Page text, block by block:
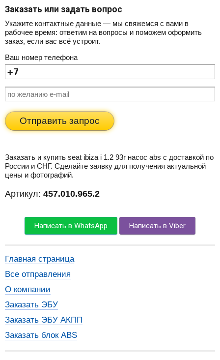
Заказать или задать вопрос
Укажите контактные данные — мы свяжемся с вами в
рабочее время: ответим на вопросы и поможем оформить
заказ, если вас всё устроит.
Ваш номер телефона
Отправить запрос
Заказать и купить seat ibiza i 1.2 93r насос abs с доставкой по
России и СНГ. Сделайте заявку для получения актуальной
цены и фотографий.
Артикул: 457.010.965.2
Написать в WhatsApp Написать в Viber
Главная страница
Все отправления
О компании
Заказать ЭБУ
Заказать ЭБУ АКПП
Заказать блок ABS